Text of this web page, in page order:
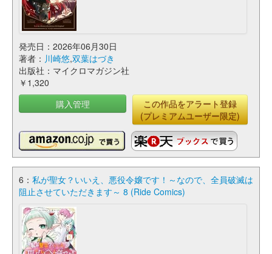
発売日：2026年06月30日
著者： 川崎悠,双葉はづき
出版社：マイクロマガジン社
￥1,320
購入管理
この作品をアラート登録
(プレミアムユーザー限定)
6： 私が聖女？いいえ、悪役令嬢です！～なので、全員破滅は
阻止させていただきます～ 8 (Ride Comics)